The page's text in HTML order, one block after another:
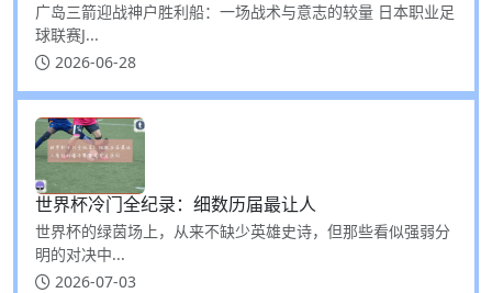
广岛三箭迎战神户胜利船：一场战术与意志的较量 日本职业足
球联赛J...
2026-06-28
世界杯冷门全纪录：细数历届最让人
世界杯的绿茵场上，从来不缺少英雄史诗，但那些看似强弱分
明的对决中...
2026-07-03